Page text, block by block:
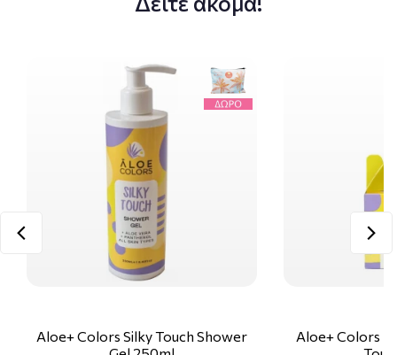
Aloe+ Colors Silky Touch Shower
Aloe+ Colors